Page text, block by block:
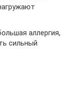
аллергия,
сильный